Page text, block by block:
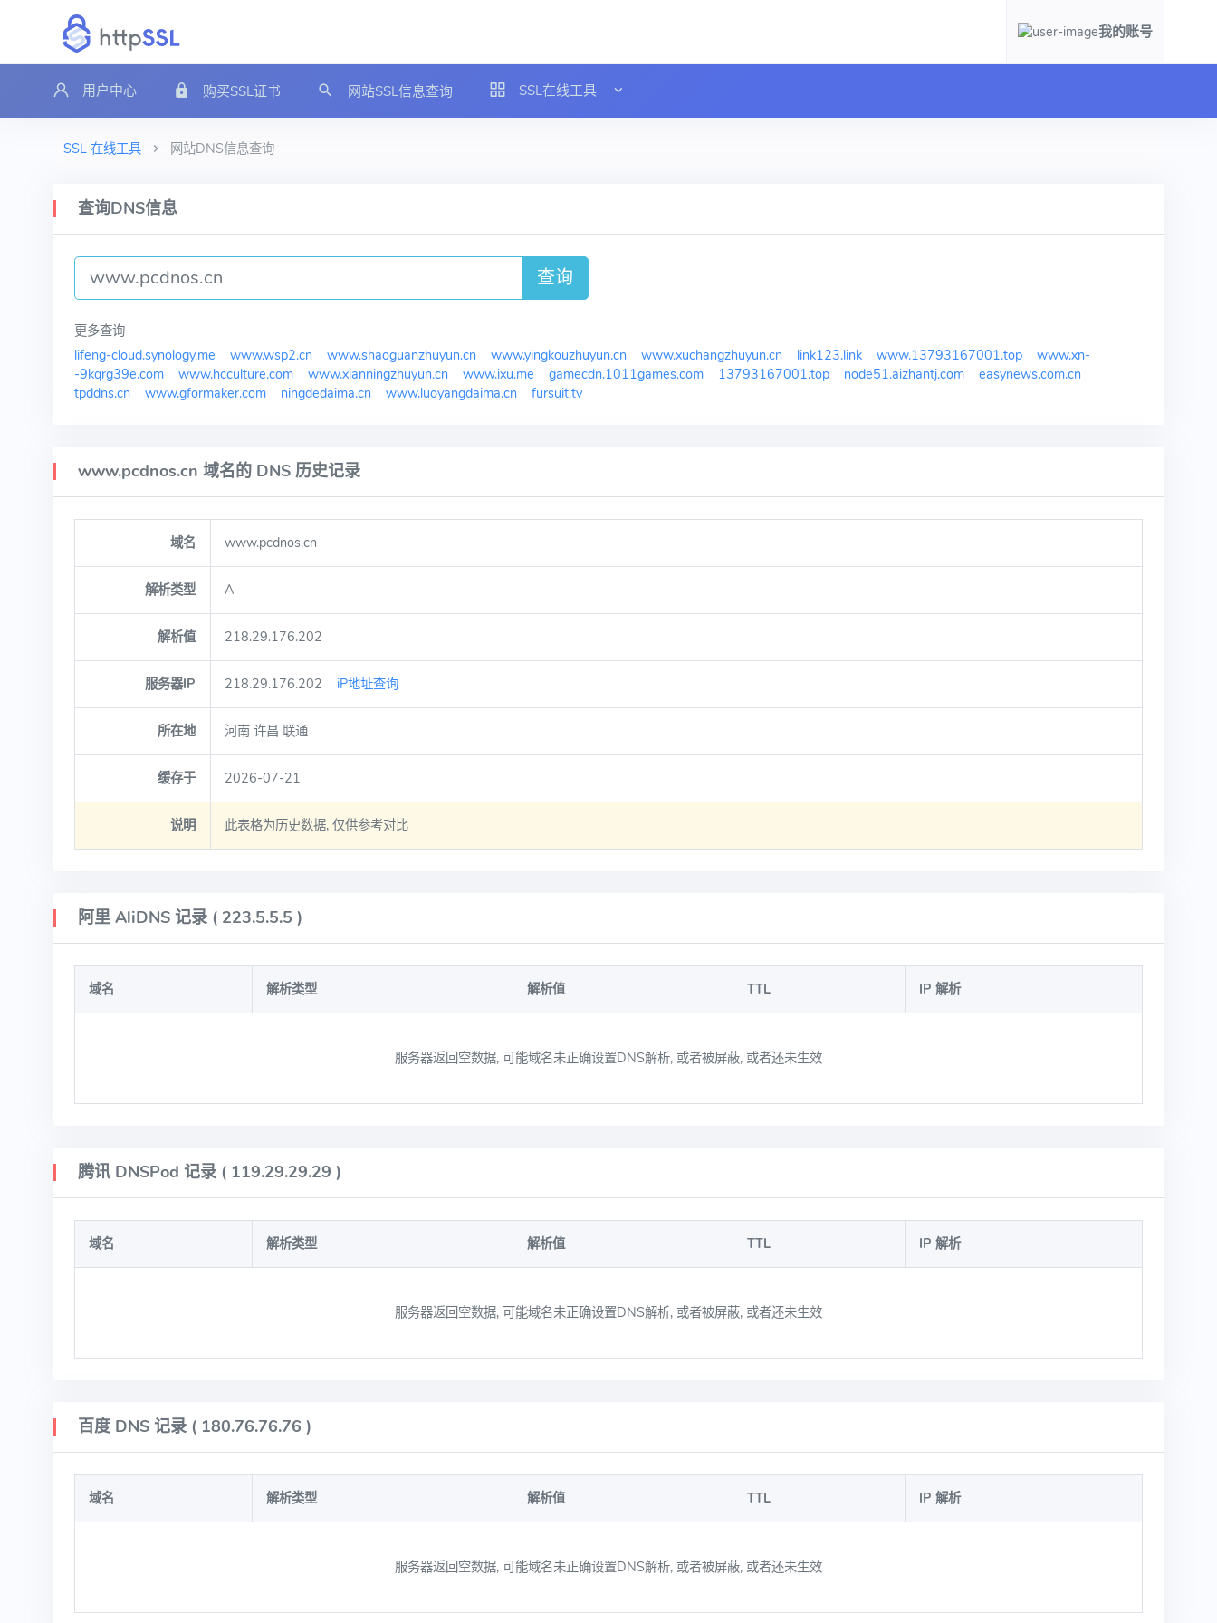
我的账号
用户中心 购买SSL证书 网站SSL信息查询 SSL在线工具
SSL 在线工具 网站DNS信息查询
查询DNS信息
查询
更多查询
lifeng-cloud.synology.me
www.wsp2.cn www.shaoguanzhuyun.cn www.yingkouzhuyun.cn www.xuchangzhuyun.cn link123.link www.13793167001.top
www.xn-
-9kqrg39e.com
www.hcculture.com www.xianningzhuyun.cn www.ixu.me gamecdn.1011games.com 13793167001.top node51.aizhantj.com
easynews.com.cn
tpddns.cn
www.gformaker.com ningdedaima.cn www.luoyangdaima.cn fursuit.tv
www.pcdnos.cn 域名的 DNS 历史记录
域名 www.pcdnos.cn
解析类型 A
解析值 218.29.176.202
服务器IP 218.29.176.202 iP地址查询
所在地 河南 许昌 联通
缓存于 2026-07-21
说明 此表格为历史数据, 仅供参考对比
阿里 AliDNS 记录 ( 223.5.5.5 )
域名 解析类型 解析值 TTL IP 解析
服务器返回空数据, 可能域名未正确设置DNS解析, 或者被屏蔽, 或者还未生效
腾讯 DNSPod 记录 ( 119.29.29.29 )
域名 解析类型 解析值 TTL IP 解析
服务器返回空数据, 可能域名未正确设置DNS解析, 或者被屏蔽, 或者还未生效
百度 DNS 记录 ( 180.76.76.76 )
域名 解析类型 解析值 TTL IP 解析
服务器返回空数据, 可能域名未正确设置DNS解析, 或者被屏蔽, 或者还未生效